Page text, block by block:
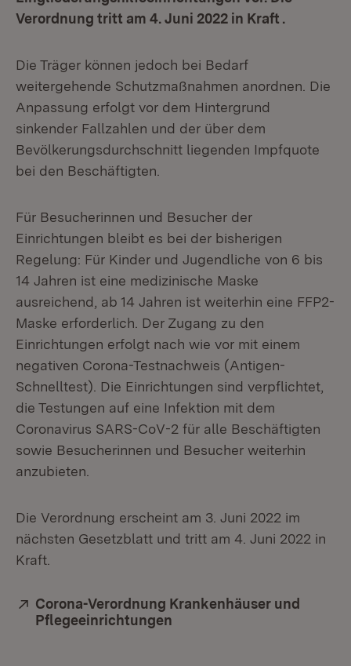
Verordnung tritt am 4. Juni 2022 in Kraft .
Die Träger können jedoch bei Bedarf
weitergehende Schutzmaßnahmen anordnen. Die
Anpassung erfolgt vor dem Hintergrund
sinkender Fallzahlen und der über dem
Bevölkerungsdurchschnitt liegenden Impfquote
bei den Beschäftigten.
Für Besucherinnen und Besucher der
Einrichtungen bleibt es bei der bisherigen
Regelung: Für Kinder und Jugendliche von 6 bis
14 Jahren ist eine medizinische Maske
ausreichend, ab 14 Jahren ist weiterhin eine FFP2-
Maske erforderlich. Der Zugang zu den
Einrichtungen erfolgt nach wie vor mit einem
negativen Corona-Testnachweis (Antigen-
Schnelltest). Die Einrichtungen sind verpflichtet,
die Testungen auf eine Infektion mit dem
Coronavirus SARS-CoV-2 für alle Beschäftigten
sowie Besucherinnen und Besucher weiterhin
anzubieten.
Die Verordnung erscheint am 3. Juni 2022 im
nächsten Gesetzblatt und tritt am 4. Juni 2022 in
Kraft.
Extern:
Corona-Verordnung Krankenhäuser und
Pflegeeinrichtungen